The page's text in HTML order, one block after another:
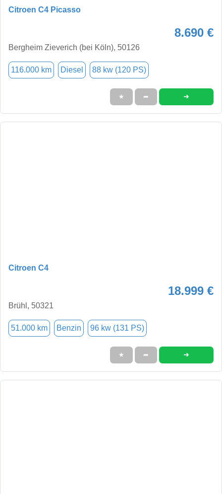
Citroen C4 Picasso
8.690 €
Bergheim Zieverich (bei Köln), 50126
116.000 km Diesel 88 kw (120 PS)
★ ➦ ➜
Citroen C4
18.999 €
Brühl, 50321
51.000 km Benzin 96 kw (131 PS)
★ ➦ ➜